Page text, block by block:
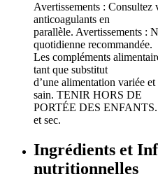
Avertissements : Consultez
anticoagulants en
parallèle. Avertissements :
quotidienne recommandée.
Les compléments
tant que substitut
d’une alimentation variée
sain. TENIR HORS DE
PORTÉE DES ENFANTS.
et sec.
Ingrédients et
nutritionnelles